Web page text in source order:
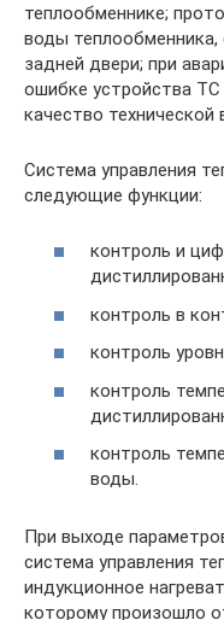
теплообменнике;
воды теплообменника,
задней двери; при
ошибке устройства ТС
качество технической
Система управления
следующие функции:
контроль и
контроль в
контроль
контроль
контроль
воды.
При выходе
система управления
индукционное
которому произошло